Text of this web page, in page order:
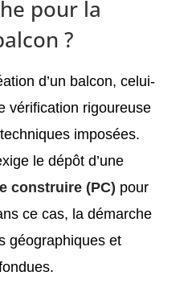
pour la
?
d’un balcon, celui-
vérification rigoureuse
imposées.
le dépôt d’une
construire (PC) pour
ce cas, la démarche
géographiques et